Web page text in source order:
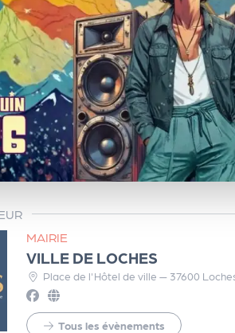
MAIRIE
VILLE DE LOCHES
Place de l'Hôtel de ville — 37600
Tous les évènements